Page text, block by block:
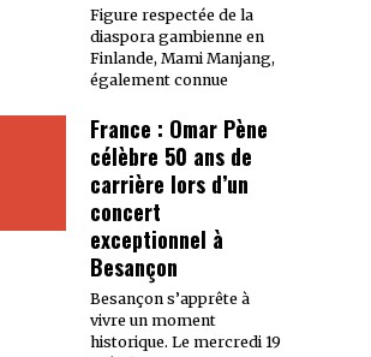
Figure respectée de la
diaspora gambienne en
Finlande, Mami Manjang,
également connue
France : Omar Pène
célèbre 50 ans de
carrière lors d’un
concert
exceptionnel à
Besançon
Besançon s’apprête à
vivre un moment
historique. Le mercredi 19